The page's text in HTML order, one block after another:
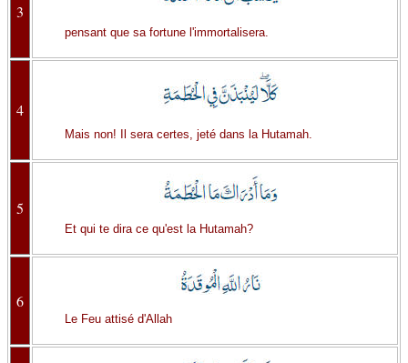
3
pensant que sa fortune l'immortalisera.
4
Mais non! Il sera certes, jeté dans la Hutamah.
5
Et qui te dira ce qu'est la Hutamah?
6
Le Feu attisé d'Allah